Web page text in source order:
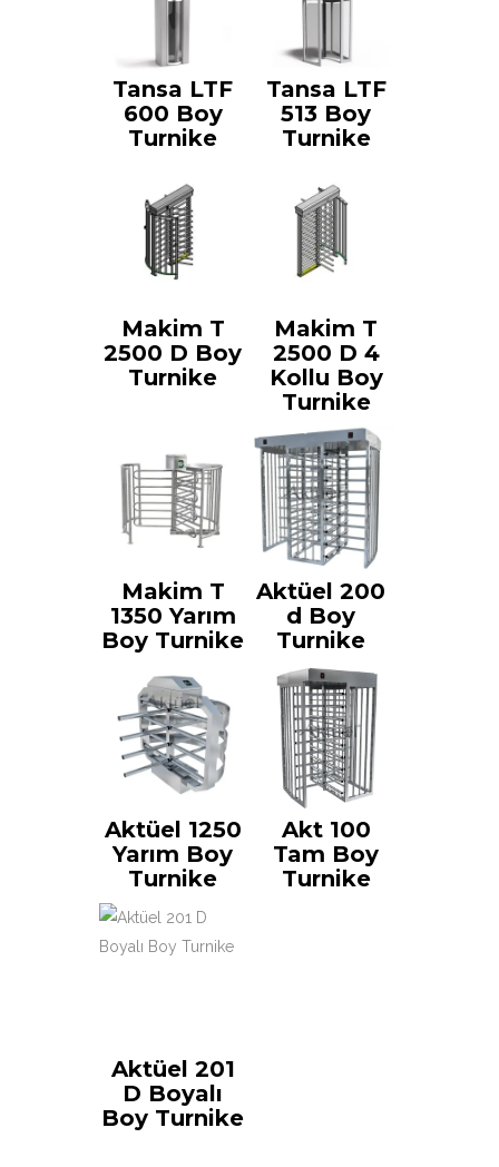
Tansa LTF
600 Boy
Turnike
Tansa LTF
513 Boy
Turnike
Makim T
2500 D Boy
Turnike
Makim T
2500 D 4
Kollu Boy
Turnike
Makim T
1350 Yarım
Boy Turnike
Aktüel 200
d Boy
Turnike
Aktüel 1250
Yarım Boy
Turnike
Akt 100
Tam Boy
Turnike
Aktüel 201
D Boyalı
Boy Turnike